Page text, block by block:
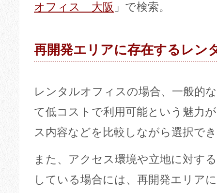
オフィス 大阪 」で検索。
再開発エリアに存在するレン
レンタルオフィスの場合、一般的
て低コストで利用可能という魅力
ス内容などを比較しながら選択で
また、アクセス環境や立地に対す
している場合には、再開発エリア